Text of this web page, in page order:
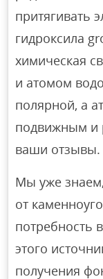
притягивать
гидроксила
химическая
и атомом
полярной, а
подвижным и
ваши отзывы.
Мы уже
от
потребность
этого
получения